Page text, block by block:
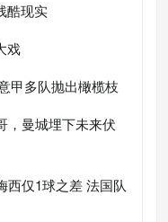
酷现实
戏
甲多队抛出橄榄枝
，曼城埋下未来伏
西仅1球之差 法国队